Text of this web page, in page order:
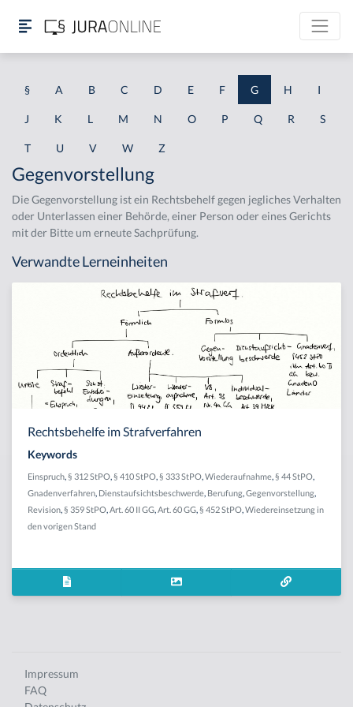
§ A B C D E F G H I
J K L M N O P Q R S
T U V W Z
Gegenvorstellung
Die Gegenvorstellung ist ein Rechtsbehelf gegen jegliches Verhalten
oder Unterlassen einer Behörde, einer Person oder eines Gerichts
mit der Bitte um erneute Sachprüfung.
Verwandte Lerneinheiten
Rechtsbehelfe im Strafverfahren
Keywords
Einspruch § 312 StPO § 410 StPO § 333 StPO Wiederaufnahme § 44 StPO
Gnadenverfahren Dienstaufsichtsbeschwerde Berufung Gegenvorstellung
Revision § 359 StPO Art. 60 II GG Art. 60 GG § 452 StPO Wiedereinsetzung in
den vorigen Stand
Impressum
FAQ